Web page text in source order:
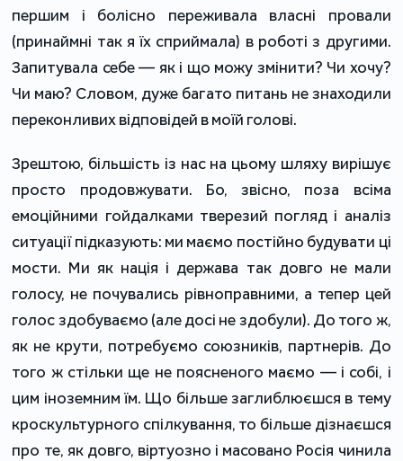
першим і болісно переживала власні провали
(принаймні так я їх сприймала) в роботі з другими.
Запитувала себе — як і що можу змінити? Чи хочу?
Чи маю? Словом, дуже багато питань не знаходили
переконливих відповідей в моїй голові.
Зрештою, більшість із нас на цьому шляху вирішує
просто продовжувати. Бо, звісно, поза всіма
емоційними гойдалками тверезий погляд і аналіз
ситуації підказують: ми маємо постійно будувати ці
мости. Ми як нація і держава так довго не мали
голосу, не почувались рівноправними, а тепер цей
голос здобуваємо (але досі не здобули). До того ж,
як не крути, потребуємо союзників, партнерів. До
того ж стільки ще не поясненого маємо — і собі, і
цим іноземним їм. Що більше заглиблюєшся в тему
кроскультурного спілкування, то більше дізнаєшся
про те, як довго, віртуозно і масовано Росія чинила